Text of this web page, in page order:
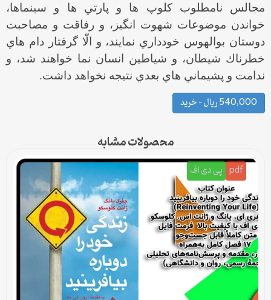
مجالس نامطلوب كلوپ ها و پارتي ها و سينماها،
خواندن موضوعات شهوت انگيز، و رفاقت و مصاحبت
دوستان بوالهوس خودداري نمايند، و الّا گرفتار دام هاي
خطرناك شيطان، و شياطين انسان نما خواهند شد، و
ندامت و پشيماني هاي بعدي نتيجه نخواهد داشت.
540,000 ریال – خرید
محصولات مشابه
pdf پی دی اف